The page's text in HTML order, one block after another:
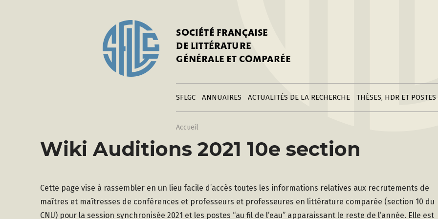
SOCIÉTÉ FRANÇAISE
DE LITTÉRATURE
GÉNÉRALE ET COMPARÉE
SFLGC
Adhérer à la SFLGC
Publier sur ce site
LiensANNUAIRES
Créer une fiche
annuaire
Modifier sa fiche
annuaire
Créer une fiche
institutionACTUALITÉS DE LA RECHERCHE
Divers
Soumettre une
annonce
THÈSES, HDR ET POSTES
Postes
Accueil
Wiki Auditions 2021 10e section
Cette page vise à rassembler en un lieu facile d’accès toutes les informations relatives aux recrutements de
maîtres et maîtresses de conférences et professeurs et professeures en littérature comparée (section 10 du
CNU) pour la session synchronisée 2021 et les postes “au fil de l’eau” apparaissant le reste de l’année. Elle est